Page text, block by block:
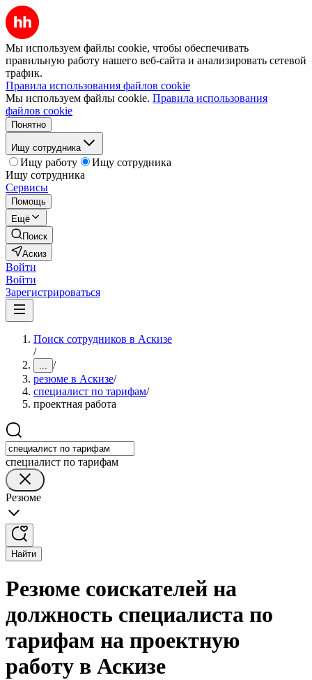
Мы используем файлы cookie, чтобы обеспечивать
правильную работу нашего веб-сайта и анализировать сетевой
трафик.
Правила использования файлов cookie
Мы используем файлы cookie. Правила использования
файлов cookie
Понятно
Ищу сотрудника
Ищу работу
Ищу сотрудника
Ищу сотрудника
Сервисы
Помощь
Ещё
Поиск
Аскиз
Войти
Войти
Зарегистрироваться
Поиск сотрудников в Аскизе
/
... /
резюме в Аскизе/
специалист по тарифам/
проектная работа
специалист по тарифам
Резюме
Найти
Резюме соискателей на
должность специалиста по
тарифам на проектную
работу в Аскизе